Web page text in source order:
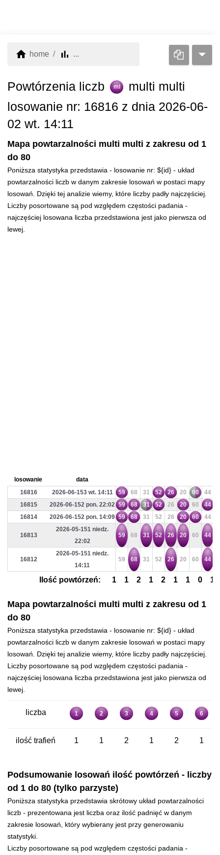
home home bar_chart ...
Powtórzenia liczb ml
multi multi
losowanie nr: 16816 z dnia 2026-06-
02 wt. 14:11
Mapa powtarzalności multi multi z zakresu od 1
do 80
Poniższa statystyka przedstawia - losowanie nr: ${id} - układ
powtarzalności liczb w danym zakresie losowań w postaci mapy
losowań. Dzięki tej analizie wiemy, które liczby padły najczęściej.
Liczby posortowane są pod względem częstości padania -
najczęściej losowana liczba przedstawiona jest jako pierwsza od
lewej.
losowanie
data
16816
2026-06-153 wt. 14:11 59 68 31 52 26 20 60 44
16815
2026-06-152 pon. 22:02 59 68 31 52 26 20 60 44
16814
2026-06-152 pon. 14:09 59 68 31 52 26 20 60 44
16813
2026-05-151 niedz.
22:02
59 68 31 52 26 20 60 44
16812
2026-05-151 niedz.
14:11
59 68 31 52 26 20 60 44
Ilość powtórzeń: 1 1 2 1 2 1 1 0 1
Mapa powtarzalności multi multi z zakresu od 1
do 80
Poniższa statystyka przedstawia - losowanie nr: ${id} - układ
powtarzalności liczb w danym zakresie losowań w postaci mapy
losowań. Dzięki tej analizie wiemy, które liczby padły najczęściej.
Liczby posortowane są pod względem częstości padania -
najczęściej losowana liczba przedstawiona jest jako pierwsza od
lewej.
liczba 1 2 3 4 5 6
ilość trafień 1 1 2 1 2 1
Podsumowanie losowań ilość powtórzeń - liczby
od 1 do 80 (tylko parzyste)
Poniższa statystyka przedstawia skrótowy układ powtarzalności
liczb - prezentowana jest liczba oraz ilość padnięć w danym
zakresie losowań, który wybierany jest przy generowaniu
statystyki.
Liczby posortowane są pod względem częstości padania -